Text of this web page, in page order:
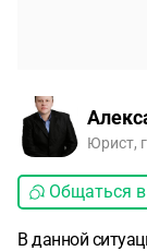
Юрист,
Общаться в
В данной